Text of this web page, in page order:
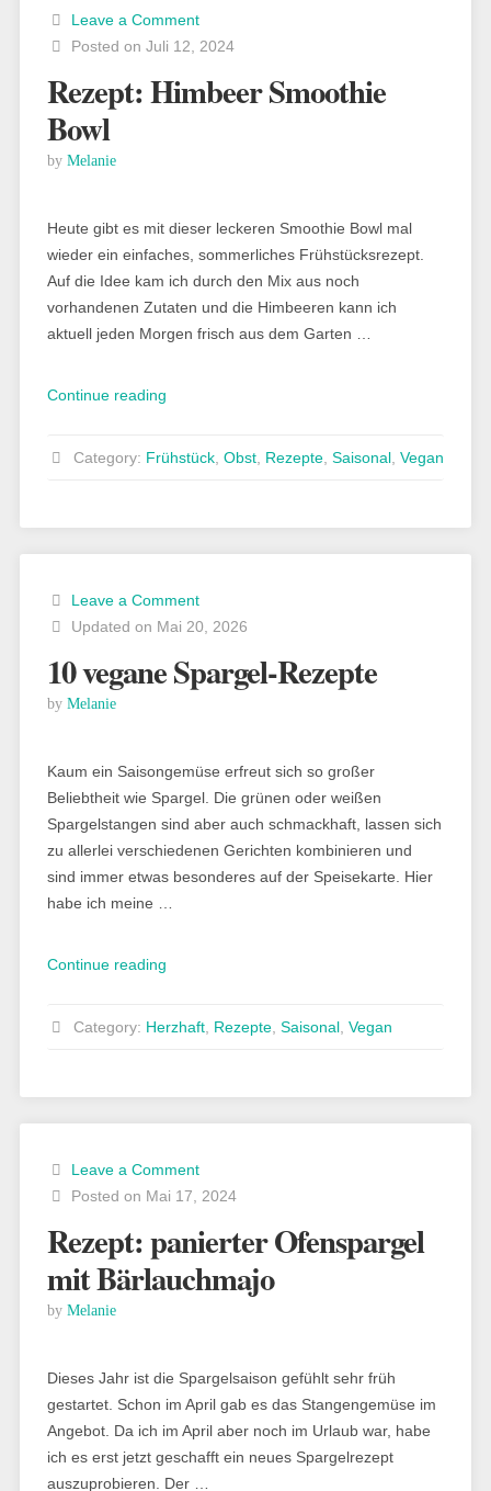
Leave a Comment
Posted on Juli 12, 2024
Rezept: Himbeer Smoothie
Bowl
by Melanie
Heute gibt es mit dieser leckeren Smoothie Bowl mal
wieder ein einfaches, sommerliches Frühstücksrezept.
Auf die Idee kam ich durch den Mix aus noch
vorhandenen Zutaten und die Himbeeren kann ich
aktuell jeden Morgen frisch aus dem Garten …
Continue reading„Rezept:
Category: Frühstück, Obst, Rezepte, Saisonal, Vegan
Leave a Comment
Updated on Mai 20, 2026
10 vegane Spargel-Rezepte
by Melanie
Kaum ein Saisongemüse erfreut sich so großer
Beliebtheit wie Spargel. Die grünen oder weißen
Spargelstangen sind aber auch schmackhaft, lassen sich
zu allerlei verschiedenen Gerichten kombinieren und
sind immer etwas besonderes auf der Speisekarte. Hier
habe ich meine …
Continue reading„10
Category: Herzhaft, Rezepte, Saisonal, Vegan
Leave a Comment
Posted on Mai 17, 2024
Rezept: panierter Ofenspargel
mit Bärlauchmajo
by Melanie
Dieses Jahr ist die Spargelsaison gefühlt sehr früh
gestartet. Schon im April gab es das Stangengemüse im
Angebot. Da ich im April aber noch im Urlaub war, habe
ich es erst jetzt geschafft ein neues Spargelrezept
auszuprobieren. Der …